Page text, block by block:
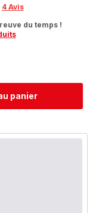
panier
4 Avis
du temps !